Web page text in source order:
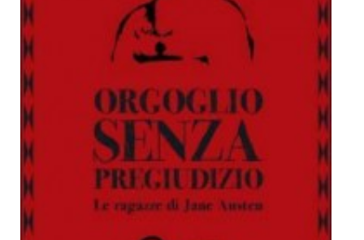
Tabù Festival 2014
A Tutto Volume
Salone di Torino
Marketing